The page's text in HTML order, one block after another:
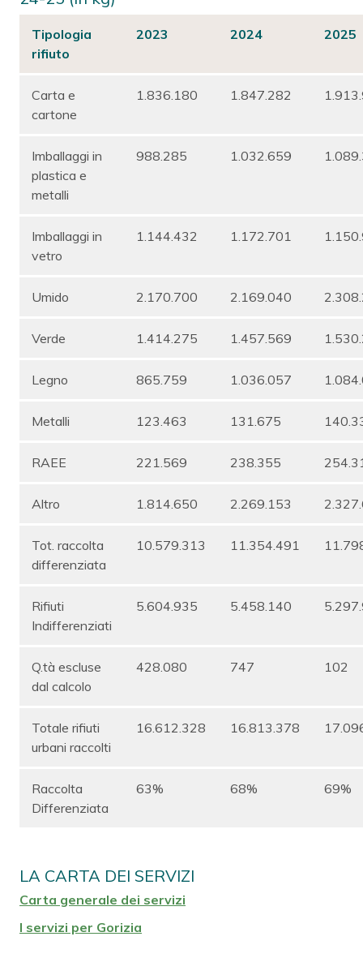
Tipologia
rifiuto
2023 2024 2025
Carta e
cartone
1.836.180 1.847.282
Imballaggi in
plastica e
metalli
988.285 1.032.659
Imballaggi in
vetro
1.144.432 1.172.701
Umido 2.170.700 2.169.040
Verde 1.414.275 1.457.569
Legno 865.759 1.036.057
Metalli 123.463 131.675
RAEE 221.569 238.355
Altro 1.814.650 2.269.153
Tot. raccolta
differenziata
10.579.313 11.354.491
Rifiuti
Indifferenziati
5.604.935 5.458.140
Q.tà escluse
dal calcolo
428.080 747 102
Totale rifiuti
urbani raccolti
16.612.328 16.813.378
Raccolta
Differenziata
63% 68% 69%
LA CARTA DEI SERVIZI
Carta generale dei servizi
I servizi per Gorizia